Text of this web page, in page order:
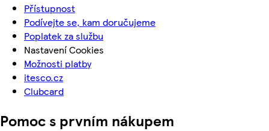
Přístupnost
Podívejte se, kam doručujeme
Poplatek za službu
Nastavení Cookies
Možnosti platby
itesco.cz
Clubcard
Pomoc s prvním nákupem